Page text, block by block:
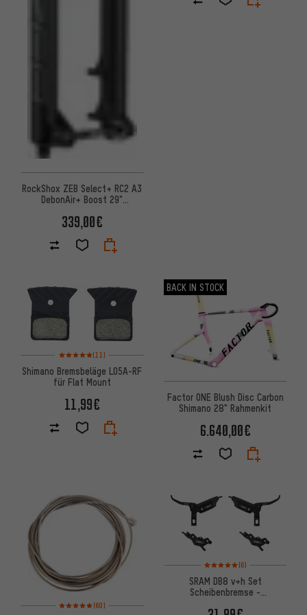
RockShox ZEB Select+ RC2 A3
DebonAir+ Boost 29"
Werk.verp.
339,00€
Bewertungen: 5 von 5 basierend auf 11 Bewertungen
(11)
Shimano Bremsbeläge L05A-RF
für Flat Mount
11,99€
BACK IN STOCK
Factor ONE Blush Disc Carbon
Shimano 28" Rahmenkit
6.640,00€
Bewertungen: 5 von 5 basierend auf 60 Bewertungen
(60)
Bewertungen: 5 von 5
(6)
SRAM DB8 v+h Set
Scheibenbremse -